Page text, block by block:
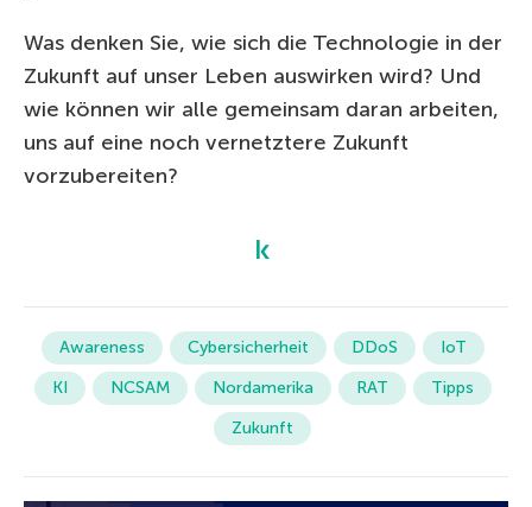
Was denken Sie, wie sich die Technologie in der
Zukunft auf unser Leben auswirken wird? Und
wie können wir alle gemeinsam daran arbeiten,
uns auf eine noch vernetztere Zukunft
vorzubereiten?
Awareness Cybersicherheit DDoS
IoT
KI
NCSAM Nordamerika RAT
Tipps
Zukunft